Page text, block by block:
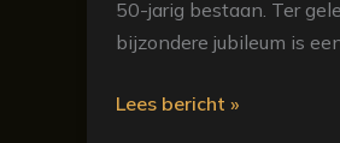
50-jarig bestaan. Ter
bijzondere jubileum is
Lees bericht »